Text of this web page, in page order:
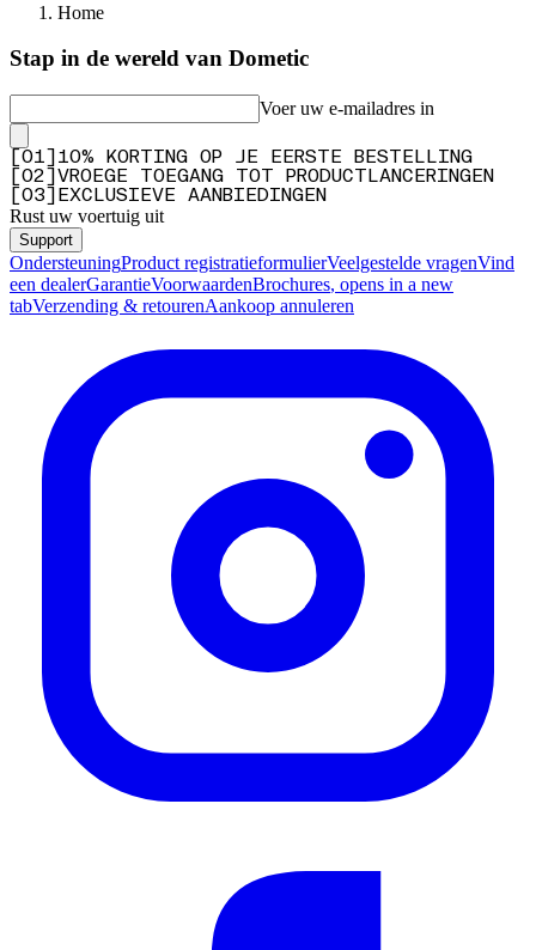
Home
Stap in de wereld van Dometic
Voer uw e-mailadres in
01
10% KORTING OP JE EERSTE BESTELLING
02
VROEGE TOEGANG TOT PRODUCTLANCERINGEN
03 EXCLUSIEVE AANBIEDINGEN
Rust uw voertuig uit
Support
OndersteuningProduct registratieformulierVeelgestelde vragenVind
een dealerGarantieVoorwaardenBrochures, opens in a new
tabVerzending & retourenAankoop annuleren